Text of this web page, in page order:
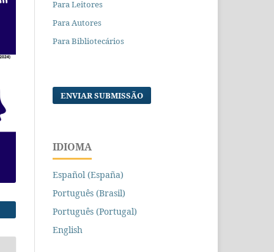
Para Leitores
Para Autores
Para Bibliotecários
ENVIAR SUBMISSÃO
IDIOMA
Español (España)
Português (Brasil)
Português (Portugal)
English